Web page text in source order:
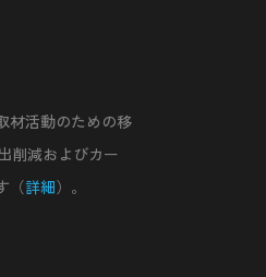
材活動のための移
削減およびカー
（詳細）。